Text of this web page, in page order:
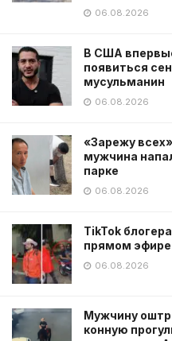
06.08.2026
В США
появиться
мусульманин
06.08.2026
«Зарежу
мужчина
парке
06.08.2026
TikTok
прямом эфире
06.08.2026
Мужчину
конную